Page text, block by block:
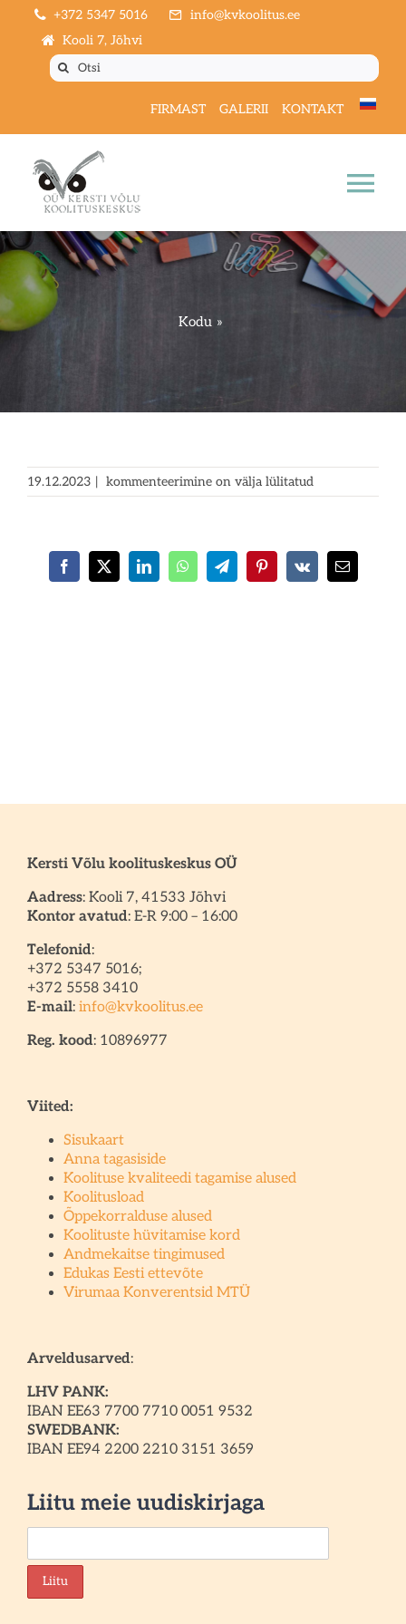
content
+372 5347 5016
info@kvkoolitus.ee
Kooli 7, Jõhvi
Otsi:
FIRMAST GALERII KONTAKT
AVALEHT
KOOLITUSKALENDER
NÕUSTAMISTEENUSED
PROJEKTID
Kodu
19.12.2023 | kommenteerimine on välja lülitatud
Facebook
X LinkedInWhatsAppTelegramPinterest
Vk
E-
post
Kersti Võlu koolituskeskus OÜ
Aadress: Kooli 7, 41533 Jõhvi
Kontor avatud: E-R 9:00 – 16:00
Telefonid:
+372 5347 5016;
+372 5558 3410
E-mail: info@kvkoolitus.ee
Reg. kood: 10896977
Viited:
Sisukaart
Anna tagasiside
Koolituse kvaliteedi tagamise alused
Koolitusload
Õppekorralduse alused
Koolituste hüvitamise kord
Andmekaitse tingimused
Edukas Eesti ettevõte
Virumaa Konverentsid MTÜ
Arveldusarved:
LHV PANK:
IBAN EE63 7700 7710 0051 9532
SWEDBANK:
IBAN EE94 2200 2210 3151 3659
Liitu meie uudiskirjaga